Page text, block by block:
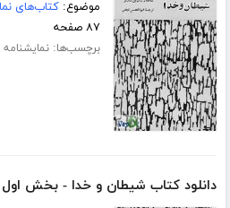
موضوع:کتاب‌های
۸۷ صفحه
برچسب‌ها:
دانلود کتاب شیطان و خدا - بخش اول